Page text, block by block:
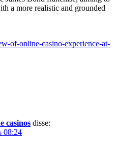
a more realistic and grounded
of-online-casino-experience-at-
casinos disse:
08:24